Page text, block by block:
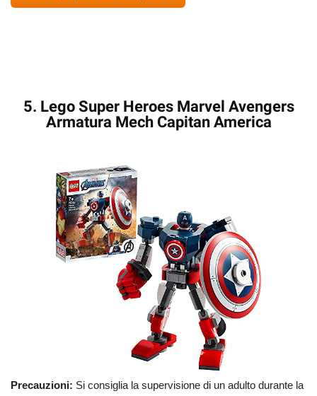
5. Lego Super Heroes Marvel Avengers
Armatura Mech Capitan America
Precauzioni: Si consiglia la supervisione di un adulto durante la